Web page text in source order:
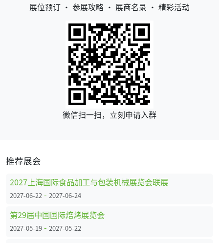
展位预订 • 参展攻略 • 展商名录 • 精彩活动
微信扫一扫，立刻申请入群
推荐展会
2027上海国际食品加工与包装机械展览会联展
2027-06-22 - 2027-06-24
第29届中国国际焙烤展览会
2027-05-19 - 2027-05-22